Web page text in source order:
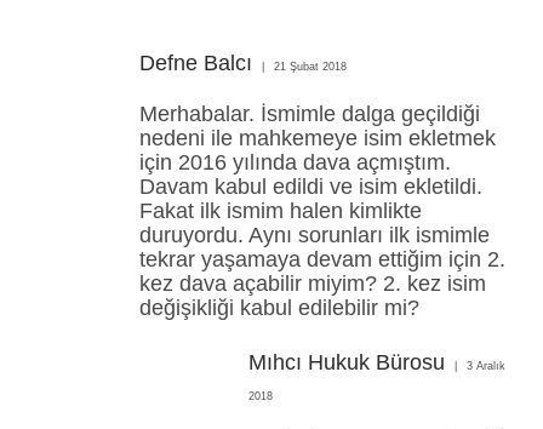
Defne Balcı 21 Şubat 2018
Merhabalar. İsmimle dalga geçildiği
nedeni ile mahkemeye isim ekletmek
için 2016 yılında dava açmıştım.
Davam kabul edildi ve isim ekletildi.
Fakat ilk ismim halen kimlikte
duruyordu. Aynı sorunları ilk ismimle
tekrar yaşamaya devam ettiğim için 2.
kez dava açabilir miyim? 2. kez isim
değişikliği kabul edilebilir mi?
Mıhcı Hukuk Bürosu 3 Aralık
2018